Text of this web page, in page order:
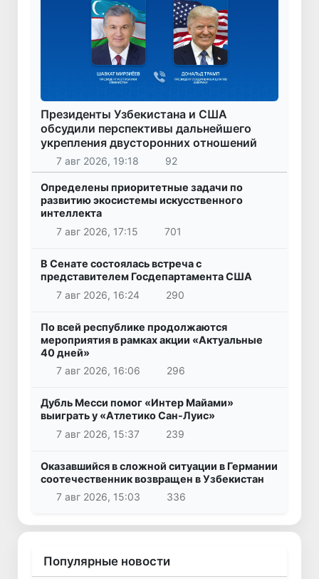
Президенты Узбекистана и США
обсудили перспективы дальнейшего
укрепления двусторонних отношений
7 авг 2026, 19:18 92
Определены приоритетные задачи по
развитию экосистемы искусственного
интеллекта
7 авг 2026, 17:15
701
В Сенате состоялась встреча с
представителем Госдепартамента США
7 авг 2026, 16:24
290
По всей республике продолжаются
мероприятия в рамках акции «Актуальные
40 дней»
7 авг 2026, 16:06
296
Дубль Месси помог «Интер Майами»
выиграть у «Атлетико Сан-Луис»
7 авг 2026, 15:37
239
Оказавшийся в сложной ситуации в Германии
соотечественник возвращен в Узбекистан
7 авг 2026, 15:03
336
Популярные новости